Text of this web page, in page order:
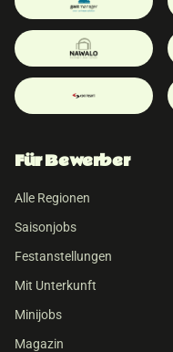
Für Bewerber
Alle Regionen
Saisonjobs
Festanstellungen
Mit Unterkunft
Minijobs
Magazin